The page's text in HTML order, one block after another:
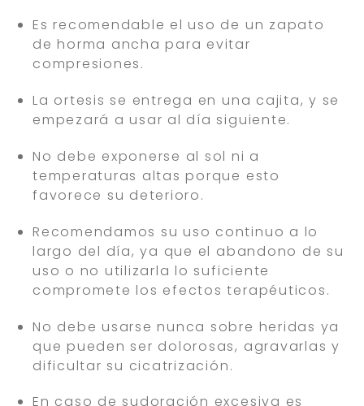
Es recomendable el uso de un zapato
de horma ancha para evitar
compresiones.
La ortesis se entrega en una cajita, y se
empezará a usar al día siguiente.
No debe exponerse al sol ni a
temperaturas altas porque esto
favorece su deterioro.
Recomendamos su uso continuo a lo
largo del día, ya que el abandono de su
uso o no utilizarla lo suficiente
compromete los efectos terapéuticos.
No debe usarse nunca sobre heridas ya
que pueden ser dolorosas, agravarlas y
dificultar su cicatrización.
En caso de sudoración excesiva es